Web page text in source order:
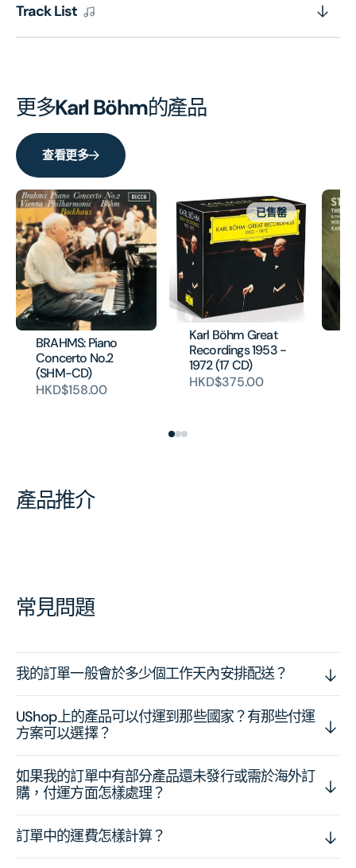
Serenade;
Serenata
的
數
量
Track List
更多Karl Böhm的產品
查看更多
BRAHMS: Piano
Concerto No.2
(SHM-CD)
HKD$158.00
Karl Böhm Great
Recordings 1953 -
1972 (17 CD)
HKD$375.00
已售罄
產品推介
常見問題
我的訂單一般會於多少個工作天內安排配送？
UShop上的產品可以付運到那些國家？有那些付運
方案可以選擇？
如果我的訂單中有部分產品還未發行或需於海外訂
購，付運方面怎樣處理？
訂單中的運費怎樣計算？